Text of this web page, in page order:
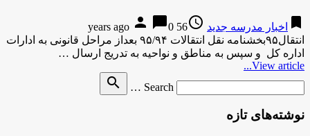
bookmark اخبار مدرسه جدید access_time
56 years ago
person chat_bubble0
انتقال۹۵بخشنامه نقل انتقالات ۹۵/۹۴ بعداز مراحل قانونی به ادارات
اداره کل و سپس به مناطق و نواحیه به تدریج ارسال …
View article...
Search …
search
نوشته‌های تازه